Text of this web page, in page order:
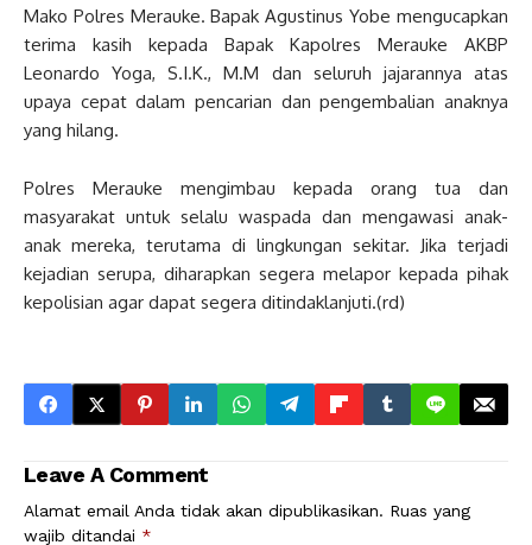
Mako Polres Merauke. Bapak Agustinus Yobe mengucapkan
terima kasih kepada Bapak Kapolres Merauke AKBP
Leonardo Yoga, S.I.K., M.M dan seluruh jajarannya atas
upaya cepat dalam pencarian dan pengembalian anaknya
yang hilang.
Polres Merauke mengimbau kepada orang tua dan
masyarakat untuk selalu waspada dan mengawasi anak-
anak mereka, terutama di lingkungan sekitar. Jika terjadi
kejadian serupa, diharapkan segera melapor kepada pihak
kepolisian agar dapat segera ditindaklanjuti.(rd)
Leave A Comment
Alamat email Anda tidak akan dipublikasikan. Ruas yang
wajib ditandai *